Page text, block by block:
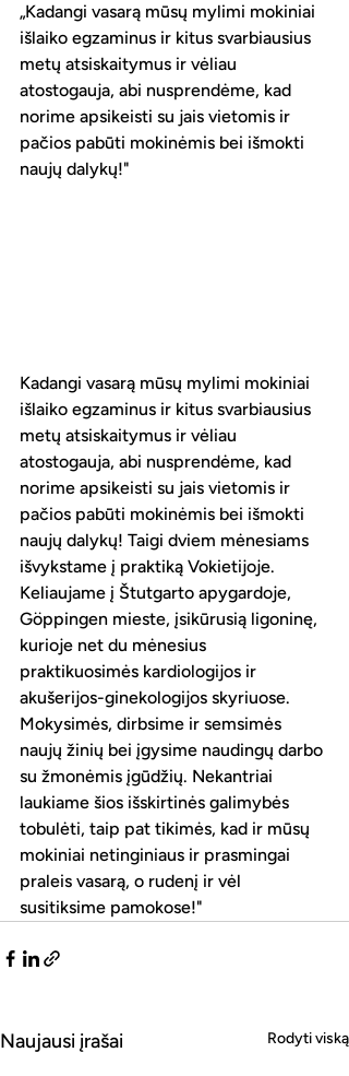
„Kadangi vasarą mūsų mylimi mokiniai
išlaiko egzaminus ir kitus svarbiausius
metų atsiskaitymus ir vėliau
atostogauja, abi nusprendėme, kad
norime apsikeisti su jais vietomis ir
pačios pabūti mokinėmis bei išmokti
naujų dalykų!"
Kadangi vasarą mūsų mylimi mokiniai
išlaiko egzaminus ir kitus svarbiausius
metų atsiskaitymus ir vėliau
atostogauja, abi nusprendėme, kad
norime apsikeisti su jais vietomis ir
pačios pabūti mokinėmis bei išmokti
naujų dalykų! Taigi dviem mėnesiams
išvykstame į praktiką Vokietijoje.
Keliaujame į Štutgarto apygardoje,
Göppingen mieste, įsikūrusią ligoninę,
kurioje net du mėnesius
praktikuosimės kardiologijos ir
akušerijos-ginekologijos skyriuose.
Mokysimės, dirbsime ir semsimės
naujų žinių bei įgysime naudingų darbo
su žmonėmis įgūdžių. Nekantriai
laukiame šios išskirtinės galimybės
tobulėti, taip pat tikimės, kad ir mūsų
mokiniai netinginiaus ir prasmingai
praleis vasarą, o rudenį ir vėl
susitiksime pamokose!"
Naujausi įrašai Rodyti viską